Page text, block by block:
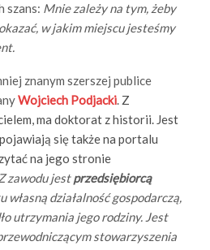
szans: Mnie zależy na tym, żeby
w jakim miejscu jesteśmy
znanym szerszej publice
Wojciech Podjacki. Z
ma doktorat z historii. Jest
się także na portalu
na jego stronie
zawodu jestprzedsiębiorcą
działalność gospodarczą,
utrzymania jego rodziny. Jest
stowarzyszenia